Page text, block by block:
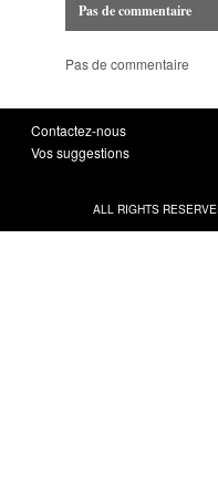
Pas de commentaire
Pas de commentaire
Contactez-nous
Vos suggestions
ALL RIGHTS